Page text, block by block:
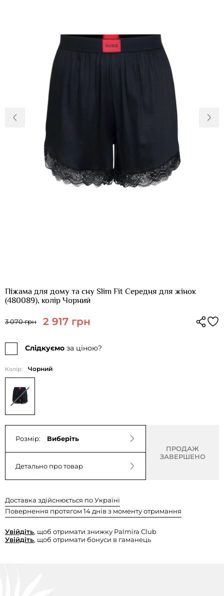
та обмін
Відкуки про
магазин
Питання та
відповіді
Palmira Club
+38(050)4840005
Піжама для дому та сну Slim Fit Середня для жінок
(480089), колір Чорний
3 070 грн 2 917 грн
Слідкуємо за ціною?
Колір: Чорний
Розмір: Виберіть
Детально про товар
ПРОДАЖ
ЗАВЕРШЕНО
Доставка здійснюється по Україні
Повернення протягом 14 днів з моменту отримання
Увійдіть, щоб отримати знижку Palmira Club
Увійдіть, щоб отримати бонуси в гаманець